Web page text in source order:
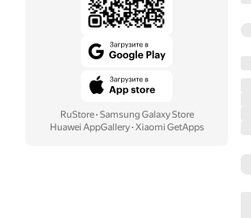
RuStore· Samsung Galaxy Store
Huawei AppGallery· Xiaomi GetApps